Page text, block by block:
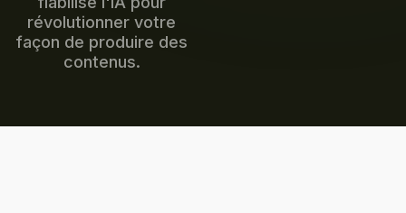
révolutionner votre
façon de produire des
contenus.